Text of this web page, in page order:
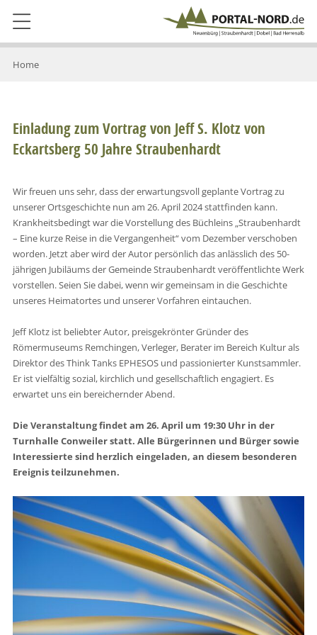
Home
Einladung zum Vortrag von Jeff S. Klotz von
Eckartsberg 50 Jahre Straubenhardt
Wir freuen uns sehr, dass der erwartungsvoll geplante Vortrag zu
unserer Ortsgeschichte nun am 26. April 2024 stattfinden kann.
Krankheitsbedingt war die Vorstellung des Büchleins „Straubenhardt
– Eine kurze Reise in die Vergangenheit“ vom Dezember verschoben
worden. Jetzt aber wird der Autor persönlich das anlässlich des 50-
jährigen Jubiläums der Gemeinde Straubenhardt veröffentlichte Werk
vorstellen. Seien Sie dabei, wenn wir gemeinsam in die Geschichte
unseres Heimatortes und unserer Vorfahren eintauchen.
Jeff Klotz ist beliebter Autor, preisgekrönter Gründer des
Römermuseums Remchingen, Verleger, Berater im Bereich Kultur als
Direktor des Think Tanks EPHESOS und passionierter Kunstsammler.
Er ist vielfältig sozial, kirchlich und gesellschaftlich engagiert. Es
erwartet uns ein bereichernder Abend.
Die Veranstaltung findet am 26. April um 19:30 Uhr in der
Turnhalle Conweiler statt. Alle Bürgerinnen und Bürger sowie
Interessierte sind herzlich eingeladen, an diesem besonderen
Ereignis teilzunehmen.